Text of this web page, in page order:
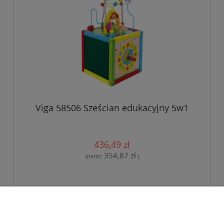
Viga 58506 Sześcian edukacyjny 5w1
436,49 zł
(netto: 354,87 zł)